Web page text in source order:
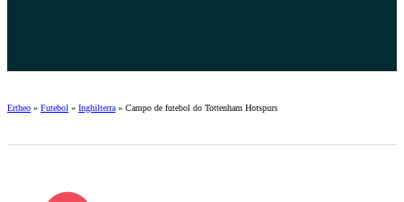
Ertheo » Futebol » Inghilterra » Campo de futebol do Tottenham Hotspurs